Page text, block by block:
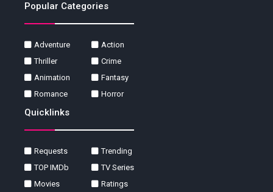
Popular Categories
Adventure
Action
Thriller
Crime
Animation
Fantasy
Romance
Horror
Quicklinks
Requests
Trending
TOP IMDb
TV Series
Movies
Ratings